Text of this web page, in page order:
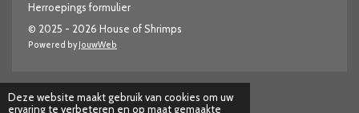
Deze website maakt gebruik van cookies om uw
ervaring te verbeteren en op maat gemaakte
Herroepings formulier
© 2025 - 2026 House of Shrimps
Powered byJouwWeb